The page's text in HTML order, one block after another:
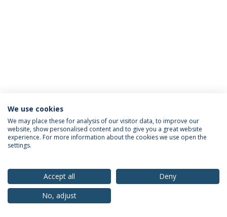
Política de Privacidade
Termos & Condições
Direitos do Titular dos Dados
© 2026 Universidade Católica Portuguesa
We use cookies
We may place these for analysis of our visitor data, to improve our
website, show personalised content and to give you a great website
experience. For more information about the cookies we use open the
settings.
Accept all
Deny
No, adjust